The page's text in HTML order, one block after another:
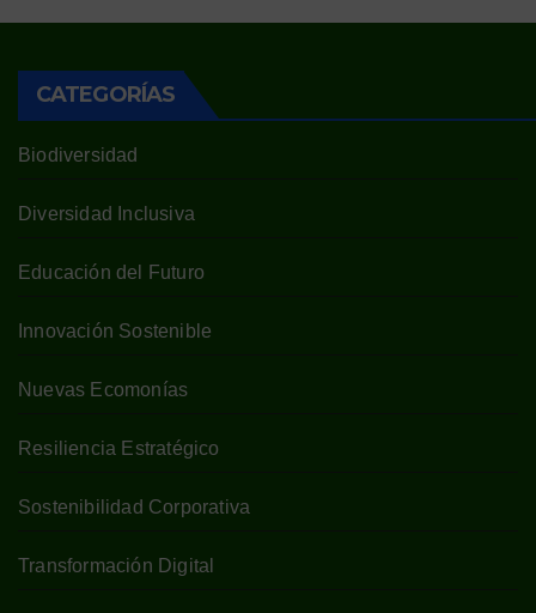
CATEGORÍAS
Biodiversidad
Diversidad Inclusiva
Educación del Futuro
Innovación Sostenible
Nuevas Ecomonías
Resiliencia Estratégico
Sostenibilidad Corporativa
Transformación Digital